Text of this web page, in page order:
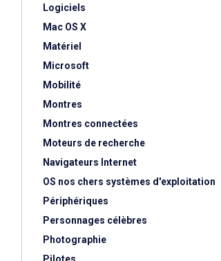
Logiciels
Mac OS X
Matériel
Microsoft
Mobilité
Montres
Montres connectées
Moteurs de recherche
Navigateurs Internet
OS nos chers systèmes d'exploitation
Périphériques
Personnages célèbres
Photographie